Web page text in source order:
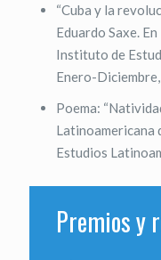
“Cuba y la
Eduardo Saxe.
Instituto de
Enero-
Poema:
Latinoamericana
Estudios
Premios y